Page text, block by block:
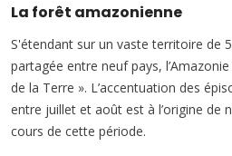
La forêt amazonienne
S'étendant sur un vaste territoire de
partagée entre neuf pays,
de la Terre ». L’accentuation des
entre juillet et août est à l’origine de
cours de cette période.